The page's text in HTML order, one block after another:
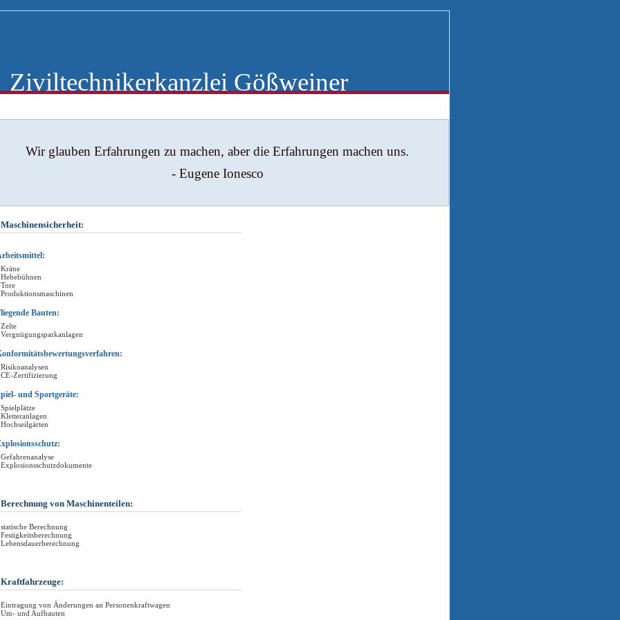
Gößweiner
Wir glauben Erfahrungen zu machen, aber die Erfahrungen machen uns.
- Eugene Ionesco
Kräne
Hebebühnen
Tore
Produktionsmaschinen
Bauten:
Zelte
Vergnügungsparkanlagen
Risikoanalysen
CE-Zertifizierung
und Sportgeräte:
Spielplätze
Kletteranlagen
Hochseilgärten
Gefahrenanalyse
Explosionsschutzdokumente
von Maschinenteilen:
statische Berechnung
Festigkeitsberechnung
Lebensdauerberechnung
Eintragung von Änderungen an Personenkraftwagen
Um- und Aufbauten